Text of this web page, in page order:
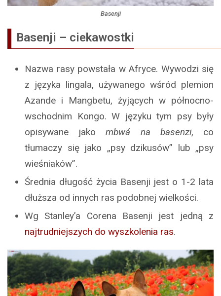
Basenji
Basenji – ciekawostki
Nazwa rasy powstała w Afryce. Wywodzi się
z języka lingala, używanego wśród plemion
Azande i Mangbetu, żyjących w północno-
wschodnim Kongo. W języku tym psy były
opisywane jakombwá na basenzi, co
tłumaczy się jako „psy dzikusów” lub „psy
wieśniaków”.
Średnia długość życia Basenji jest o 1-2 lata
dłuższa od innych ras podobnej wielkości.
Wg Stanley’a Corena Basenji jest jedną z
najtrudniejszych do wyszkolenia ras.